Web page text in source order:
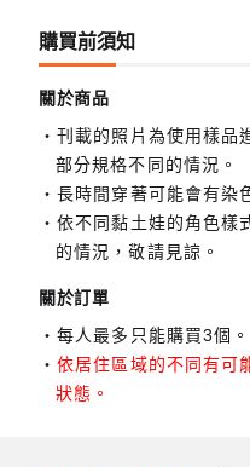
購買前須知
關於商品
刊載的照片為使用樣品
部分規格不同的情況。
長時間穿著可能會有染
依不同黏土娃的角色樣
的情況，敬請見諒。
關於訂單
每人最多只能購買3個。
依居住區域的不同有可
狀態。